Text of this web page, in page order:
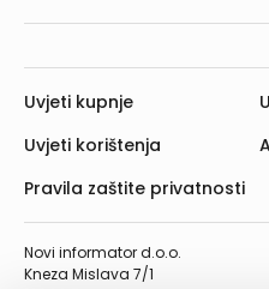
Novi informator d.o.o.
Kneza Mislava 7/1
Uvjeti kupnje
Uvjeti korištenja
Pravila zaštite privatnosti